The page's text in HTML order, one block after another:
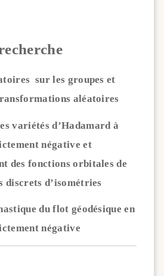
sur les groupes et
aléatoires
variétés d’Hadamard à
négative et
des fonctions orbitales de
discrets d’isométries
du flot géodésique en
négative